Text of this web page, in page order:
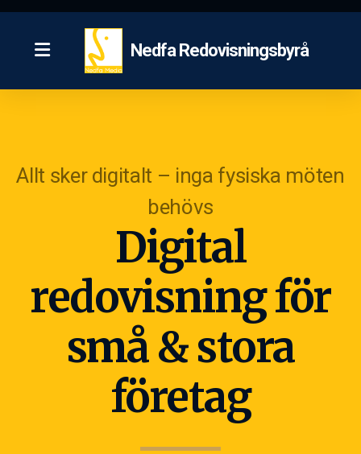
Nedfa Redovisningsbyrå
Allt sker digitalt – inga fysiska möten
behövs
Digital
redovisning för
små & stora
företag